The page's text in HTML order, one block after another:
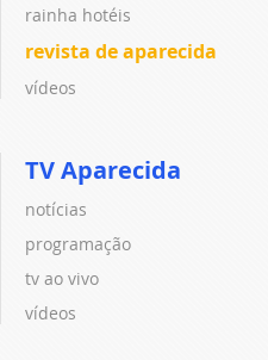
rainha hotéis
revista de aparecida
vídeos
TV Aparecida
notícias
programação
tv ao vivo
vídeos